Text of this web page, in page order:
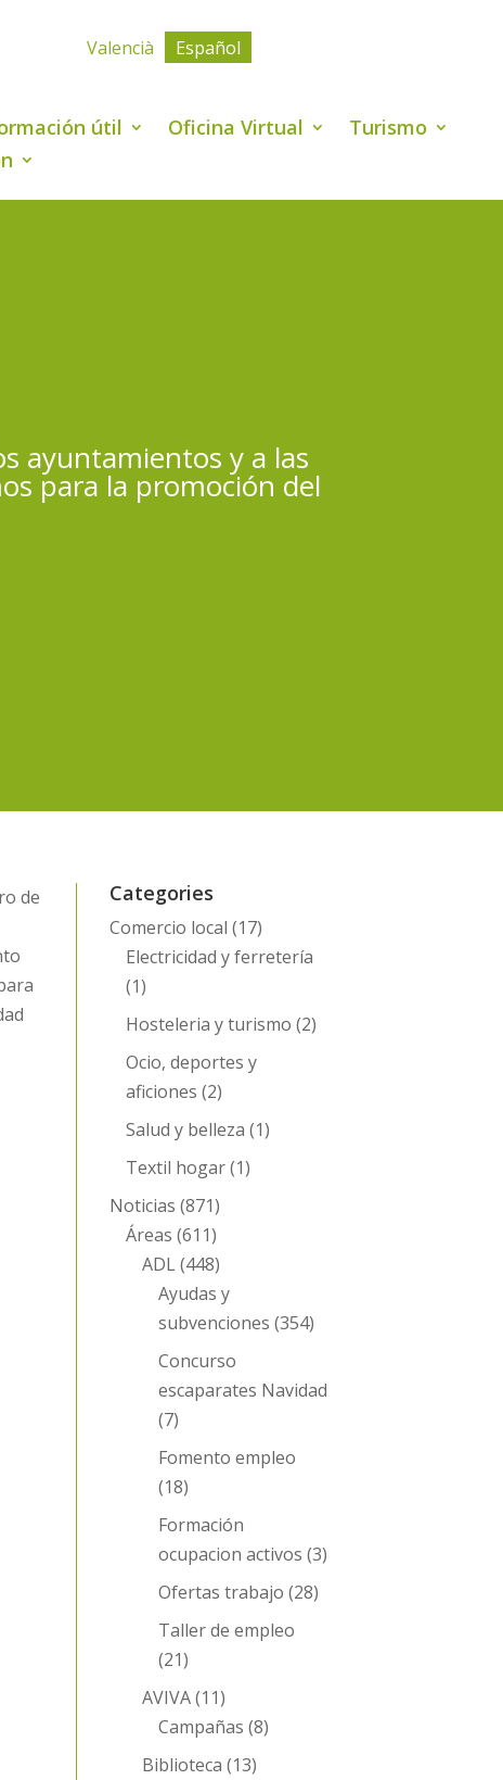
Valencià Español
útil Oficina Virtual
Turismo
ayuntamientos y a las
para la promoción del
de
Categories
Comercio local (17)
Electricidad y ferretería
(1)
Hosteleria y turismo (2)
Ocio, deportes y
aficiones (2)
Salud y belleza (1)
Textil hogar(1)
Noticias (871)
Áreas (611)
ADL(448)
Ayudas y
subvenciones (354)
Concurso
escaparates Navidad
(7)
Fomento empleo
(18)
Formación
ocupacion activos (3)
Ofertas trabajo (28)
Taller de empleo
(21)
AVIVA(11)
Campañas (8)
Biblioteca (13)